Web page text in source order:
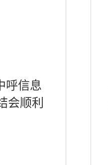
呼信息
会顺利